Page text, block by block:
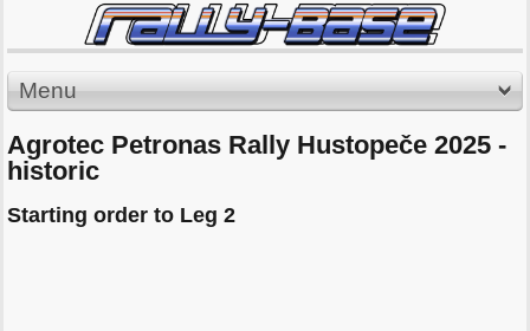
Menu
Agrotec Petronas Rally Hustopeče 2025 -
historic
Starting order to Leg 2